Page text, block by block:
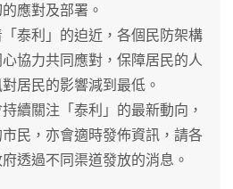
應對及部署。
利」的迫近，各個民防架構
協力共同應對，保障居民的人
居民的影響減到最低。
關注「泰利」的最新動向，
民，亦會適時發佈資訊，請各
透過不同渠道發放的消息。